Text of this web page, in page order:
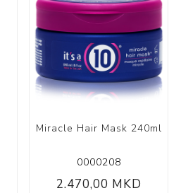
Miracle Hair Mask 240ml
0000208
2.470,00 MKD